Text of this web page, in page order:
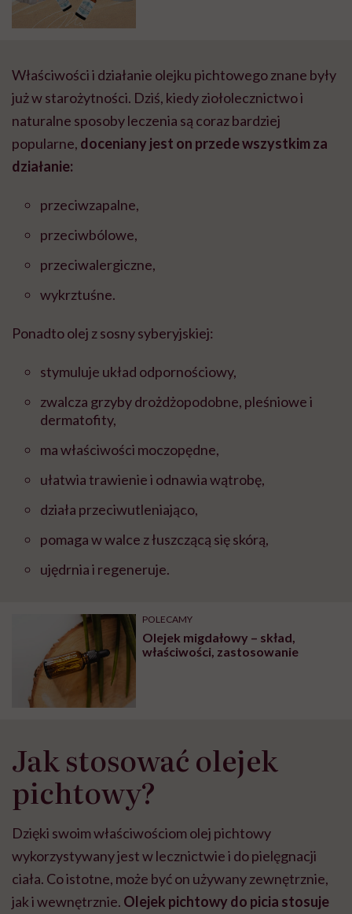
Właściwości i działanie olejku pichtowego znane były
już w starożytności. Dziś, kiedy ziołolecznictwo i
naturalne sposoby leczenia są coraz bardziej
popularne, doceniany jest on przede wszystkim za
działanie:
przeciwzapalne,
przeciwbólowe,
przeciwalergiczne,
wykrztuśne.
Ponadto olej z sosny syberyjskiej:
stymuluje układ odpornościowy,
zwalcza grzyby drożdżopodobne, pleśniowe i
dermatofity,
ma właściwości moczopędne,
ułatwia trawienie i odnawia wątrobę,
działa przeciwutleniająco,
pomaga w walce z łuszczącą się skórą,
ujędrnia i regeneruje.
POLECAMY
Olejek migdałowy – skład,
właściwości, zastosowanie
Jak stosować olejek
pichtowy?
Dzięki swoim właściwościom olej pichtowy
wykorzystywany jest w lecznictwie i do pielęgnacji
ciała. Co istotne, może być on używany zewnętrznie,
jak i wewnętrznie. Olejek pichtowy do picia stosuje